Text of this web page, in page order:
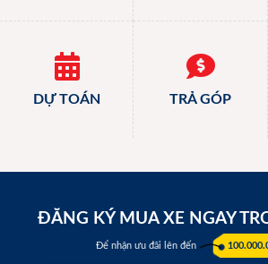
DỰ TOÁN TRẢ GÓP
ĐĂNG KÝ MUA XE NGAY
Để nhận ưu đãi lên đến